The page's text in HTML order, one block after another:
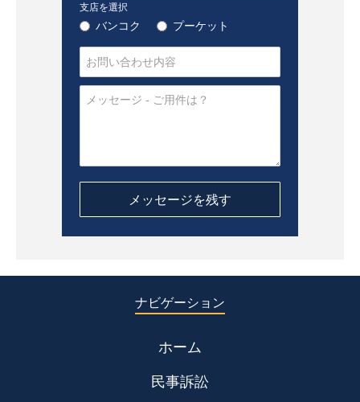
支店を選択
バンコク プーケット
ナビゲーション
ホーム
民事訴訟